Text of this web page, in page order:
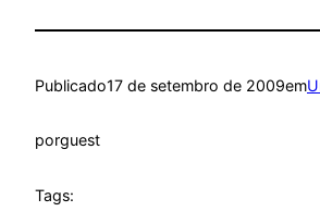
Publicado17 de setembro de 2009em
porguest
Tags: